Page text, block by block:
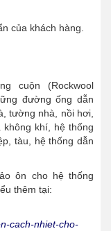
của khách hàng.
cuộn (Rockwool
đường ống dẫn
tường nhà, nồi hơi,
khí, hệ thống
tàu, hệ thống dẫn
ôn cho hệ thống
thêm tại:
cach-nhiet-cho-